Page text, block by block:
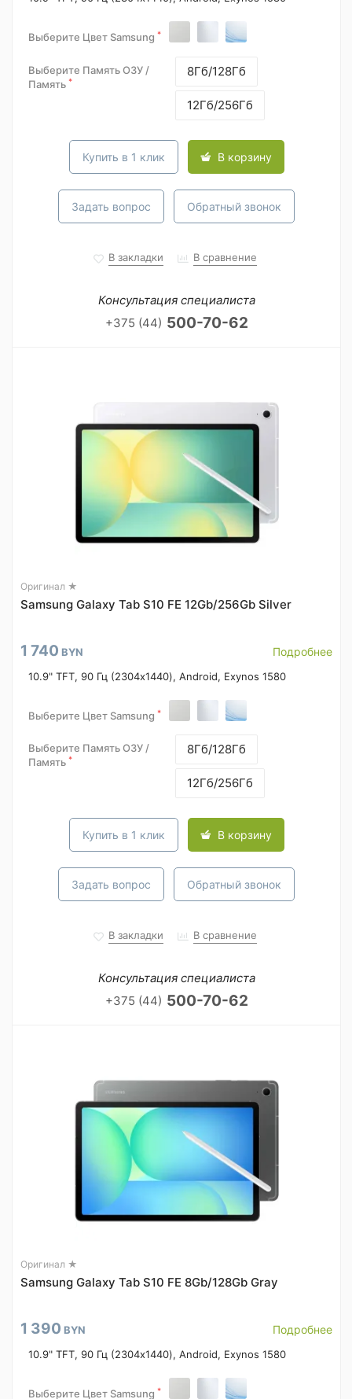
Выберите Цвет Samsung *
Выберите Память ОЗУ /
Память *
8Гб/128Гб
12Гб/256Гб
Купить в 1 клик В корзину
Задать вопрос Обратный звонок
В закладки В сравнение
Консультация специалиста
+375 (44) 500-70-62
Оригинал ★
Samsung Galaxy Tab S10 FE 12Gb/256Gb Silver
1 740 BYN Подробнее
10.9" TFT, 90 Гц (2304x1440), Android, Exynos 1580
Выберите Цвет Samsung *
Выберите Память ОЗУ /
Память *
8Гб/128Гб
12Гб/256Гб
Купить в 1 клик В корзину
Задать вопрос Обратный звонок
В закладки В сравнение
Консультация специалиста
+375 (44) 500-70-62
Оригинал ★
Samsung Galaxy Tab S10 FE 8Gb/128Gb Gray
1 390 BYN Подробнее
10.9" TFT, 90 Гц (2304x1440), Android, Exynos 1580
Выберите Цвет Samsung *